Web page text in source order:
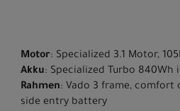
Motor: Specialized 3.1 Motor,
Akku: Specialized Turbo
Rahmen: Vado 3 frame, comfort
side entry battery